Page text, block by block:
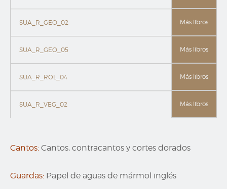
SUA_R_GEO_02 Más libros
SUA_R_GEO_05 Más libros
SUA_R_ROL_04 Más libros
SUA_R_VEG_02 Más libros
Cantos: Cantos, contracantos y cortes dorados
Guardas: Papel de aguas de mármol inglés